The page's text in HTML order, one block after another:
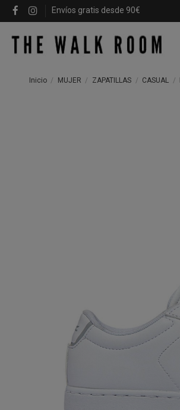
Envíos gratis desde 90€
Inicio MUJER ZAPATILLAS CASUAL